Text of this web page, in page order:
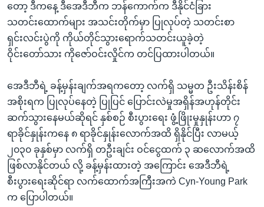
တော့ ဒီကနေ့ ဒီအေဒီဘီက ဘန်ကောက်က ဒီနိုင်ငံခြား
သတင်းထောက်များ အသင်းတိုက်မှာ ပြုလုပ်တဲ့ သတင်းစာ
ရှင်းလင်းပွဲကို ကိုယ်တိုင်သွားရောက်သတင်းယူခဲ့တဲ့
ဝိုင်းတော်သား ကိုဇော်ဝင်းလှိုင်က တင်ပြထားပါတယ်။
အေဒီဘီရဲ့ ခန့်မှန်းချက်အရကတော့ လက်ရှိ သမ္မတ ဦးသိန်းစိန်
အစိုးရက ပြုလုပ်နေတဲ့ ပြုပြင် ပြောင်းလဲမှုအရှိန်အဟုန်တိုင်း
ဆက်သွားနေမယ်ဆိုရင် နှစ်စဉ် စီးပွားရေး ဖွံ့ဖြိုးမှုနှုန်းဟာ ၇
ရာခိုင်နှုန်းကနေ ၈ ရာခိုင်နှုန်းလောက်အထိ ရှိနိုင်ပြီး လာမယ့်
၂၀၃၀ ခုနှစ်မှာ လက်ရှိ တဦးချင်း ဝင်ငွေထက် ၃ ဆလောက်အထိ
ဖြစ်လာနိုင်တယ် လို့ ခန့်မှန်းထားတဲ့ အကြောင်း အေဒီဘီရဲ့
စီးပွားရေးဆိုင်ရာ လက်ထောက်အကြီးအကဲ Cyn-Young Park
က ပြောပါတယ်။